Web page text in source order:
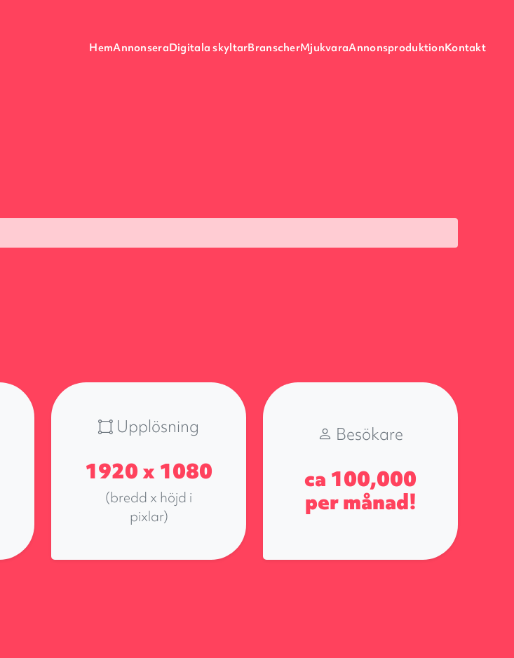
HemAnnonseraDigitala skyltarBranscherMjukvaraAnnonsproduktionKontakt
Upplösning
1920 x 1080
(bredd x höjd i
pixlar)
Besökare
ca 100,000
per månad!